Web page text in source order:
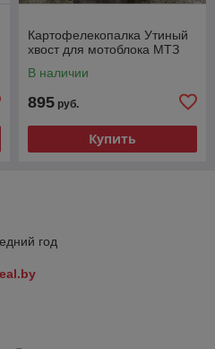
Картофелекопалка Утиный
хвост для мотоблока МТЗ
В наличии
895 руб.
Купить
год